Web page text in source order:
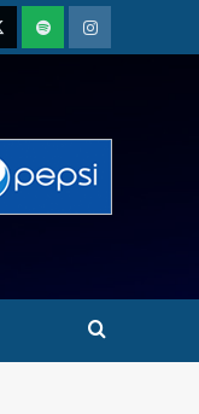
PodcastInstagram